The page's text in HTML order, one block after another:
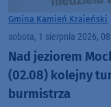
Gmina Kamień Krajeński
sobota, 1 sierpnia 2026,
Nad jeziorem
(02.08) kolejny
burmistrza